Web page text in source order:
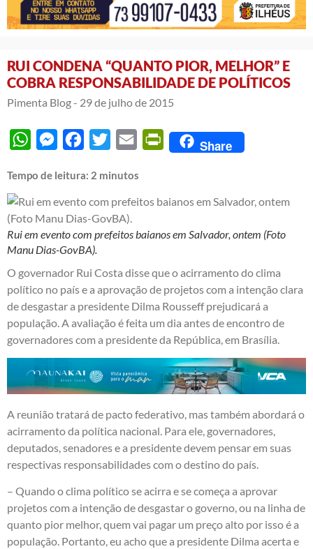
RUI CONDENA “QUANTO PIOR, MELHOR” E
COBRA RESPONSABILIDADE DE POLÍTICOS
Pimenta Blog - 29 de julho de 2015
WhatsAppMessengerFacebook
Twitter Email PrintFriendly
Share
Tempo de leitura: 2 minutos
Rui em evento com prefeitos baianos em Salvador, ontem (Foto
Manu Dias-GovBA).
O governador Rui Costa disse que o acirramento do clima
político no país e a aprovação de projetos com a intenção clara
de desgastar a presidente Dilma Rousseff prejudicará a
população. A avaliação é feita um dia antes de encontro de
governadores com a presidente da República, em Brasília.
A reunião tratará de pacto federativo, mas também abordará o
acirramento da política nacional. Para ele, governadores,
deputados, senadores e a presidente devem pensar em suas
respectivas responsabilidades com o destino do país.
– Quando o clima político se acirra e se começa a aprovar
projetos com a intenção de desgastar o governo, ou na linha de
quanto pior melhor, quem vai pagar um preço alto por isso é a
população. Portanto, eu acho que a presidente Dilma acerta e